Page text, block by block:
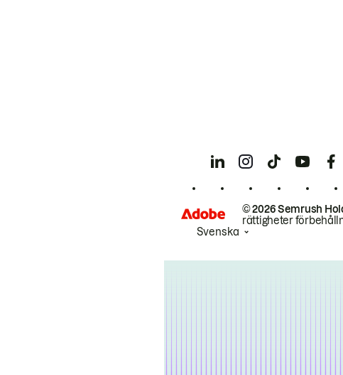
© 2026 Semrush
rättigheter
Svenska